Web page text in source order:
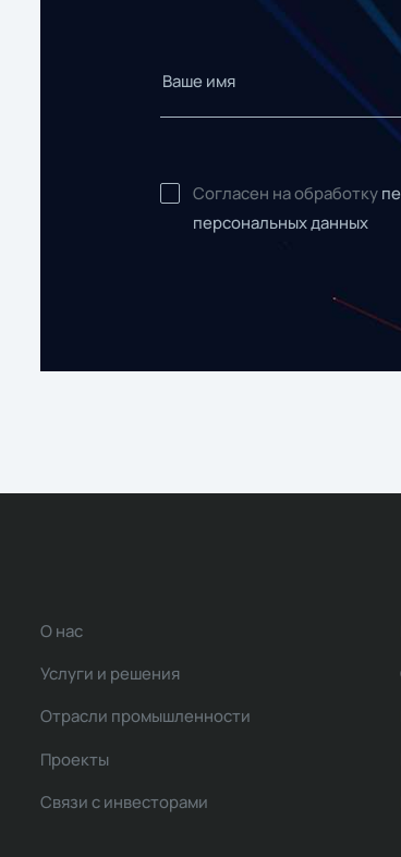
Согласен на обработку
персональных данных
О нас
Услуги и решения
Отрасли промышленности
Проекты
Связи с инвесторами